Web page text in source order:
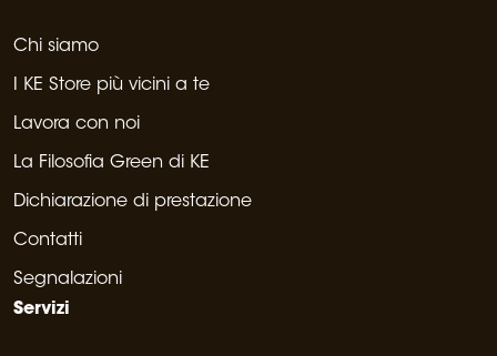
Chi siamo
I KE Store più vicini a te
Lavora con noi
La Filosofia Green di KE
Dichiarazione di prestazione
Contatti
Segnalazioni
Servizi